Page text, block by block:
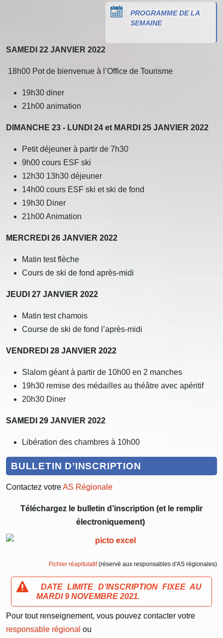
PROGRAMME DE LA
SEMAINE
SAMEDI 22 JANVIER 2022
18h00 Pot de bienvenue à l’Office de Tourisme
19h30 diner
21h00 animation
DIMANCHE 23 - LUNDI 24 et MARDI 25 JANVIER 2022
Petit déjeuner à partir de 7h30
9h00 cours ESF ski
12h30 13h30 déjeuner
14h00 cours ESF ski et ski de fond
19h30 Diner
21h00 Animation
MERCREDI 26 JANVIER 2022
Matin test flèche
Cours de ski de fond après-midi
JEUDI 27 JANVIER 2022
Matin test chamois
Course de ski de fond l’après-midi
VENDREDI 28 JANVIER 2022
Slalom géant à partir de 10h00 en 2 manches
19h30 remise des médailles au théâtre avec apéritif
20h30 Diner
SAMEDI 29 JANVIER 2022
Libération des chambres à 10h00
BULLETIN D’INSCRIPTION
Contactez votreAS Régionale
Téléchargez le bulletin d’inscription (et le remplir
électroniquement)
Fichier réapitulatif(réservé aux responsables d'AS régionales)
DATE LIMITE D’INSCRIPTION FIXEE AU
MARDI 9 NOVEMBRE 2021.
Pour tout renseignement, vous pouvez contacter votre
responsable régional ou